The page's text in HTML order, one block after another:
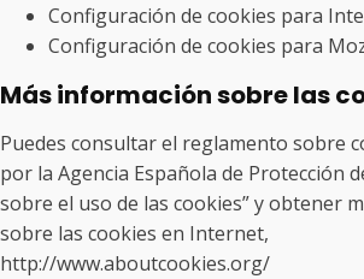
Configuración de cookies para
Configuración de cookies para
Más información sobre las
Puedes consultar el reglamento sobre
por la Agencia Española de Protección
sobre el uso de las cookies” y obtener
sobre las cookies en Internet,
http://www.aboutcookies.org/